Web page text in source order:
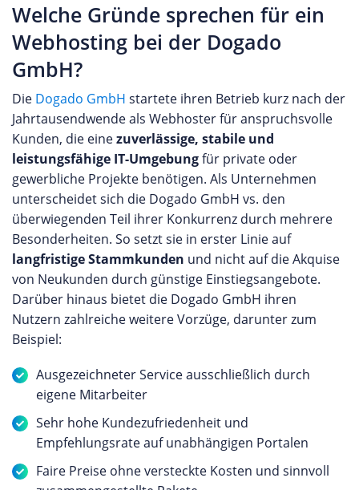
Welche Gründe sprechen für ein
Webhosting bei der Dogado
GmbH?
Die Dogado GmbH startete ihren Betrieb kurz nach der
Jahrtausendwende als Webhoster für anspruchsvolle
Kunden, die einezuverlässige, stabile und
leistungsfähige IT-Umgebungfür private oder
gewerbliche Projekte benötigen. Als Unternehmen
unterscheidet sich die Dogado GmbH vs. den
überwiegenden Teil ihrer Konkurrenz durch mehrere
Besonderheiten. So setzt sie in erster Linie auf
langfristige Stammkunden und nicht auf die Akquise
von Neukunden durch günstige Einstiegsangebote.
Darüber hinaus bietet die Dogado GmbH ihren
Nutzern zahlreiche weitere Vorzüge, darunter zum
Beispiel:
Ausgezeichneter Service ausschließlich durch
eigene Mitarbeiter
Sehr hohe Kundezufriedenheit und
Empfehlungsrate auf unabhängigen Portalen
Faire Preise ohne versteckte Kosten und sinnvoll